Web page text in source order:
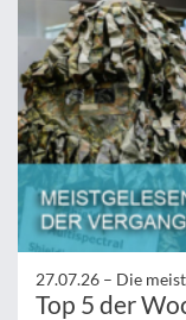
27.07.26 – Die
Top 5 der